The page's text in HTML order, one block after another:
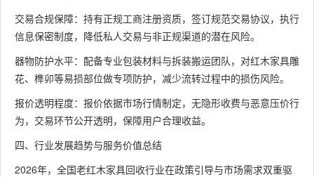
交易合规保障：持有正规工商注册资质，签订规范交易协议，执行
信息保密制度，降低私人交易与非正规渠道的潜在风险。
器物防护水平：配备专业包装材料与拆装搬运团队，对红木家具雕
花、榫卯等易损部位做专项防护，减少流转过程中的损伤风险。
报价透明程度：报价依据市场行情制定，无隐形收费与恶意压价行
为，交易环节公开透明，保障用户合理收益。
四、行业发展趋势与服务价值总结
2026年，全国老红木家具回收行业在政策引导与市场需求双重驱